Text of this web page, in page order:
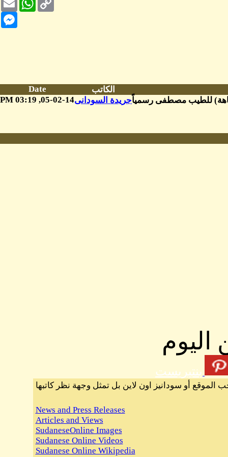
Link
الكاتب
Date
للطيب مصطفى رسمياًجريدة السودانى05-02-14, 03:19 PM
اليوم
بنتيريست
الموقع أو سودانيز اون لاين بل تمثل وجهة نظر كاتبها
News and Press Releases
Articles and Views
SudaneseOnline Images
Sudanese Online Videos
Sudanese Online Wikipedia